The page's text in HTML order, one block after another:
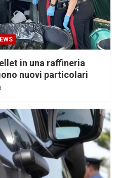
in una raffineria
nuovi particolari